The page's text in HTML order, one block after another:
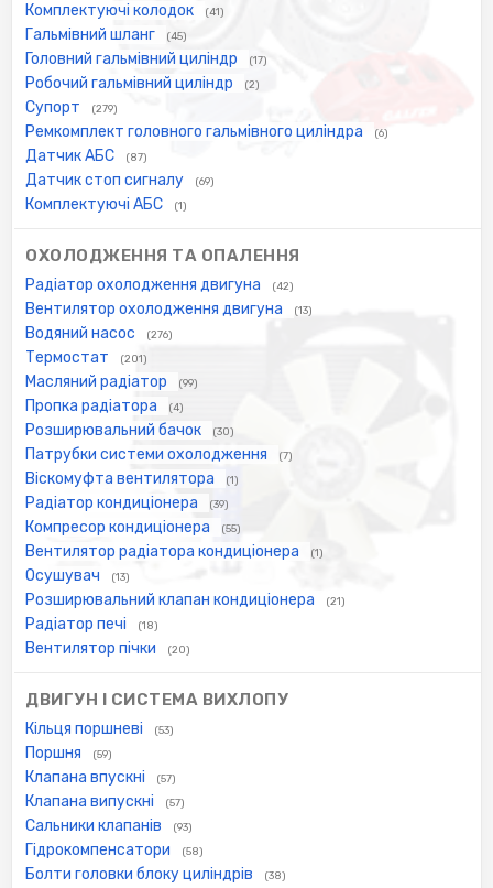
Комплектуючі колодок (41)
Гальмівний шланг (45)
Головний гальмівний циліндр (17)
Робочий гальмівний циліндр (2)
Супорт (279)
Ремкомплект головного гальмівного циліндра (6)
Датчик АБС (87)
Датчик стоп сигналу (69)
Комплектуючі АБС (1)
ОХОЛОДЖЕННЯ ТА ОПАЛЕННЯ
Радіатор охолодження двигуна (42)
Вентилятор охолодження двигуна (13)
Водяний насос (276)
Термостат (201)
Масляний радіатор (99)
Пропка радіатора (4)
Розширювальний бачок (30)
Патрубки системи охолодження (7)
Віскомуфта вентилятора (1)
Радіатор кондиціонера (39)
Компресор кондиціонера (55)
Вентилятор радіатора кондиціонера (1)
Осушувач (13)
Розширювальний клапан кондиціонера (21)
Радіатор печі (18)
Вентилятор пічки (20)
ДВИГУН І СИСТЕМА ВИХЛОПУ
Кільця поршневі (53)
Поршня (59)
Клапана впускні (57)
Клапана випускні (57)
Сальники клапанів (93)
Гідрокомпенсатори (58)
Болти головки блоку циліндрів (38)